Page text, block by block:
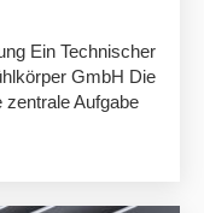
Ein Technischer
GmbH Die
Aufgabe